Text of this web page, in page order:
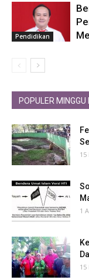
Pendidikan
POPULER MINGGU
1